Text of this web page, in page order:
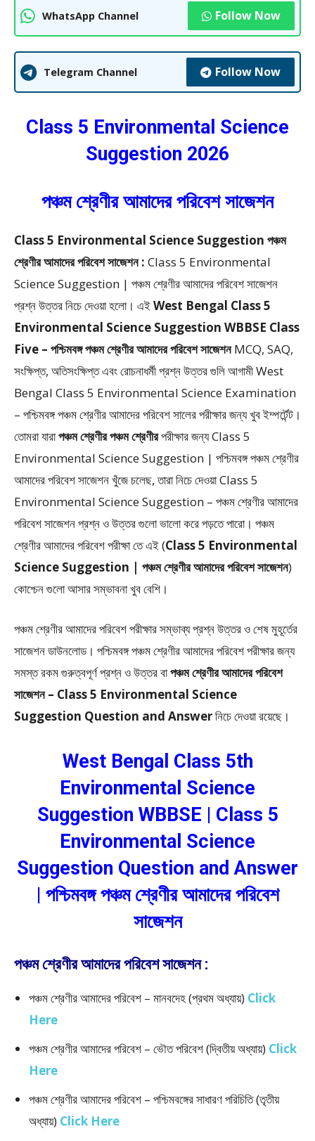
WhatsApp Channel Follow Now
Telegram Channel Follow Now
Class 5 Environmental Science
Suggestion 2026
পঞ্চম শ্রেণীর আমাদের পরিবেশ সাজেশন
Class 5 Environmental Science Suggestion পঞ্চম
শ্রেণীর আমাদের পরিবেশ সাজেশন : Class 5 Environmental
Science Suggestion | পঞ্চম শ্রেণীর আমাদের পরিবেশ সাজেশন
প্রশ্ন উত্তর নিচে দেওয়া হলো। এইWest Bengal Class 5
Environmental Science Suggestion WBBSE Class
Five – পশ্চিমবঙ্গ পঞ্চম শ্রেণীর আমাদের পরিবেশ সাজেশনMCQ, SAQ,
সংক্ষিপ্ত, অতিসংক্ষিপ্ত এবং রোচনাধর্মী প্রশ্ন উত্তর গুলি আগামী West
Bengal Class 5 Environmental Science Examination
– পশ্চিমবঙ্গ পঞ্চম শ্রেণীর আমাদের পরিবেশ সালের পরীক্ষার জন্য খুব ইম্পর্টেন্ট।
তোমরা যারাপঞ্চম শ্রেণীর পঞ্চম শ্রেণীরপরীক্ষার জন্য Class 5
Environmental Science Suggestion | পশ্চিমবঙ্গ পঞ্চম শ্রেণীর
আমাদের পরিবেশ সাজেশন খুঁজে চলেছ, তারা নিচে দেওয়া Class 5
Environmental Science Suggestion – পঞ্চম শ্রেণীর আমাদের
পরিবেশ সাজেশন প্রশ্ন ও উত্তর গুলো ভালো করে পড়তে পারো। পঞ্চম
শ্রেণীর আমাদের পরিবেশ পরীক্ষা তে এই (Class 5 Environmental
Science Suggestion | পঞ্চম শ্রেণীর আমাদের পরিবেশ সাজেশন)
কোশ্চেন গুলো আসার সম্ভাবনা খুব বেশি।
পঞ্চম শ্রেণীর আমাদের পরিবেশ পরীক্ষার সম্ভাব্য প্রশ্ন উত্তর ও শেষ মুহূর্তের
সাজেশন ডাউনলোড। পশ্চিমবঙ্গ পঞ্চম শ্রেণীর আমাদের পরিবেশ পরীক্ষার জন্য
সমস্ত রকম গুরুত্বপূর্ণ প্রশ্ন ও উত্তর বাপঞ্চম শ্রেণীর আমাদের পরিবেশ
সাজেশন – Class 5 Environmental Science
Suggestion Question and Answerনিচে দেওয়া রয়েছে।
West Bengal Class 5th
Environmental Science
Suggestion WBBSE | Class 5
Environmental Science
Suggestion Question and Answer
| পশ্চিমবঙ্গ পঞ্চম শ্রেণীর আমাদের পরিবেশ
সাজেশন
পঞ্চম শ্রেণীর আমাদের পরিবেশ সাজেশন :
পঞ্চম শ্রেণীর আমাদের পরিবেশ – মানবদেহ (প্রথম অধ্যায়) Click
Here
পঞ্চম শ্রেণীর আমাদের পরিবেশ – ভৌত পরিবেশ (দ্বিতীয় অধ্যায়) Click
Here
পঞ্চম শ্রেণীর আমাদের পরিবেশ – পশ্চিমবঙ্গের সাধারণ পরিচিতি (তৃতীয়
অধ্যায়) Click Here